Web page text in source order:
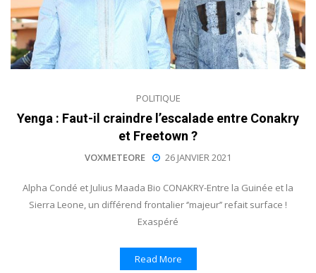
POLITIQUE
Yenga : Faut-il craindre l’escalade entre Conakry
et Freetown ?
VOXMETEORE 26 JANVIER 2021
Alpha Condé et Julius Maada Bio CONAKRY-Entre la Guinée et la
Sierra Leone, un différend frontalier ‘’majeur’’ refait surface !
Exaspéré
Read More